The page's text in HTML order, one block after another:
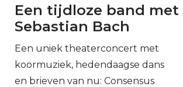
Een tijdloze band met
Sebastian Bach
Een uniek theaterconcert met
koormuziek, hedendaagse dans
en brieven van nu: Consensus